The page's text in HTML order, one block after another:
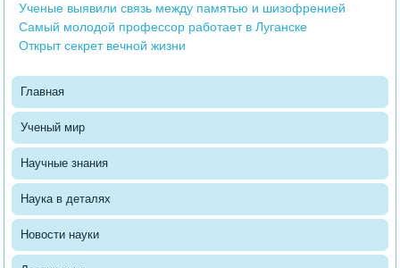
Ученые выявили связь между памятью и шизофренией
Самый молодой профессор работает в Луганске
Открыт секрет вечной жизни
Главная
Ученый мир
Научные знания
Наука в деталях
Новости науки